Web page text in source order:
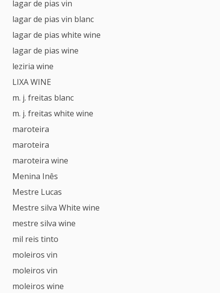
lagar de pias vin
lagar de pias vin blanc
lagar de pias white wine
lagar de pias wine
leziria wine
LIXA WINE
m. j. freitas blanc
m. j. freitas white wine
maroteira
maroteira
maroteira wine
Menina Inês
Mestre Lucas
Mestre silva White wine
mestre silva wine
mil reis tinto
moleiros vin
moleiros vin
moleiros wine